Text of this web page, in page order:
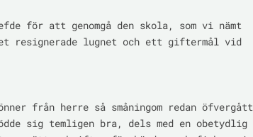
för att genomgå den skola, som vi nämt
resignerade lugnet och ett giftermål vid
från herre så småningom redan öfvergått
sig temligen bra, dels med en obetydlig